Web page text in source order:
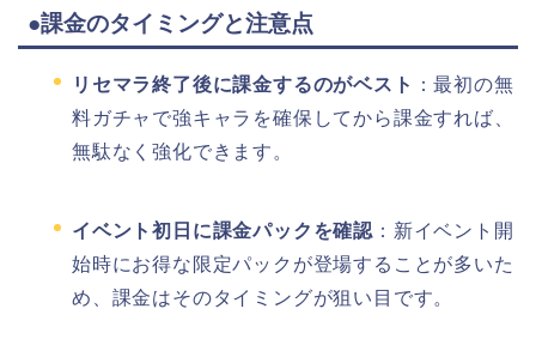
●課金のタイミングと注意点
リセマラ終了後に課金するのがベスト
：最初の無
料ガチャで強キャラを確保してから課金すれば、
無駄なく強化できます。
イベント初日に課金パックを確認 ：新イベント開
始時にお得な限定パックが登場することが多いた
め、課金はそのタイミングが狙い目です。